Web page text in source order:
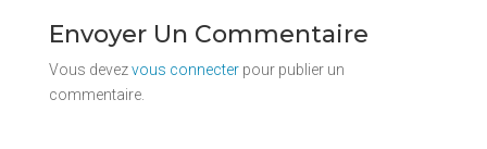
Envoyer Un Commentaire
Vous devezvous connecterpour publier un
commentaire.